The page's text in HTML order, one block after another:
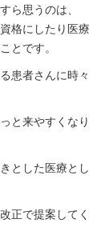
ら思うのは、
格にしたり医療
とです。
患者さんに時々
と来やすくなり
とした医療とし
正で提案してく